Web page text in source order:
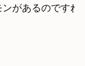
があるのですね